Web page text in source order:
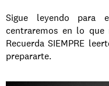
Sigue leyendo para
centraremos en lo
Recuerda SIEMPRE
prepararte.